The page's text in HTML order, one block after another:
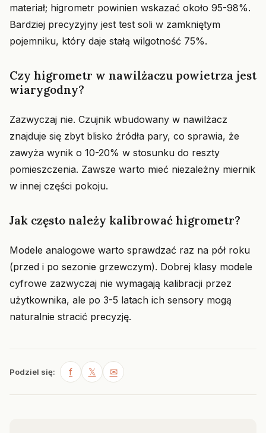
materiał; higrometr powinien wskazać około 95-98%.
Bardziej precyzyjny jest test soli w zamkniętym
pojemniku, który daje stałą wilgotność 75%.
Czy higrometr w nawilżaczu powietrza jest
wiarygodny?
Zazwyczaj nie. Czujnik wbudowany w nawilżacz
znajduje się zbyt blisko źródła pary, co sprawia, że
zawyża wynik o 10-20% w stosunku do reszty
pomieszczenia. Zawsze warto mieć niezależny miernik
w innej części pokoju.
Jak często należy kalibrować higrometr?
Modele analogowe warto sprawdzać raz na pół roku
(przed i po sezonie grzewczym). Dobrej klasy modele
cyfrowe zazwyczaj nie wymagają kalibracji przez
użytkownika, ale po 3-5 latach ich sensory mogą
naturalnie stracić precyzję.
Podziel się: f 𝕏 ✉